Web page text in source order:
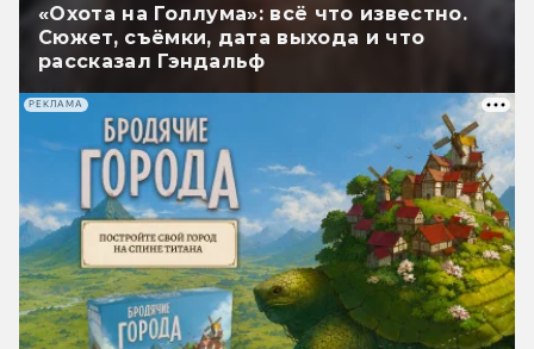
«Охота на Голлума»: всё что известно.
Сюжет, съёмки, дата выхода и что
рассказал Гэндальф
РЕКЛАМА